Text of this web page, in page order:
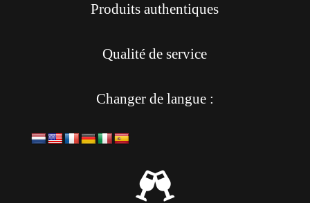
Produits authentiques
Qualité de service
Changer de langue :
